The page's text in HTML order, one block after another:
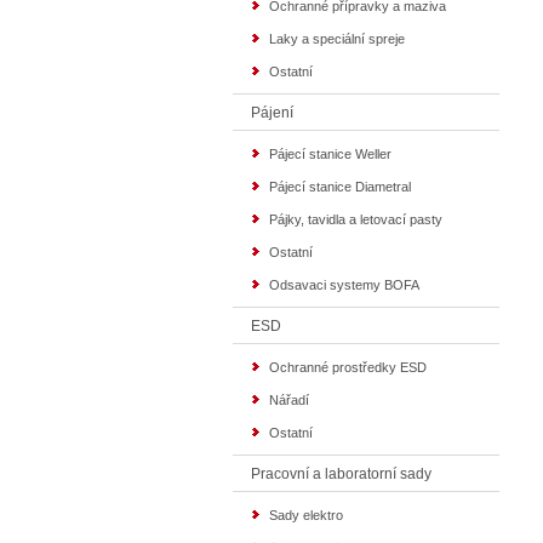
Ochranné přípravky a maziva
Laky a speciální spreje
Ostatní
Pájení
Pájecí stanice Weller
Pájecí stanice Diametral
Pájky, tavidla a letovací pasty
Ostatní
Odsavaci systemy BOFA
ESD
Ochranné prostředky ESD
Nářadí
Ostatní
Pracovní a laboratorní sady
Sady elektro